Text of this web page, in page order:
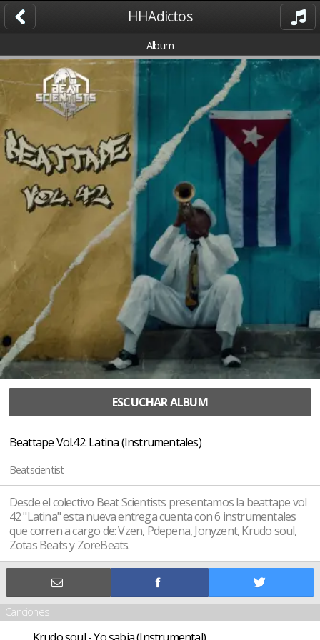
HHAdictos
Album
ESCUCHAR ALBUM
Beattape Vol.42: Latina (Instrumentales)
Beatscientist
Desde el colectivo Beat Scientists presentamos la beattape vol
42 "Latina" esta nueva entrega cuenta con 6 instrumentales
que corren a cargo de: Vzen, Pdepena, Jonyzent, Krudo soul,
Zotas Beats y ZoreBeats.
Canciones